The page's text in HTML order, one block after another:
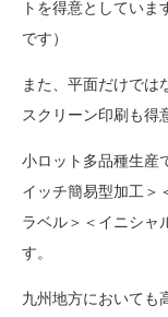
トを得意としてい
です）
また、平面だけでは
スクリーン印刷も得
小ロット多品種生産
イッチ簡易型加工＞
ラベル＞＜イニシャ
す。
九州地方においても